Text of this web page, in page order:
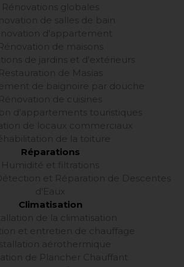
Rénovations globales
de salles de bain
d'appartement
de maisons
de jardins et d'extérieurs
Restauration de Masías
de baignoire par douche
Rénovation de cuisines
d'appartements touristiques
de locaux commerciaux
de la toiture
Réparations
Humidité et filtrations
et Réparation de Descentes
d'Eaux
Climatisation
de la climatisation
et entretien de chauffage
aérothermique
de Plancher Chauffant